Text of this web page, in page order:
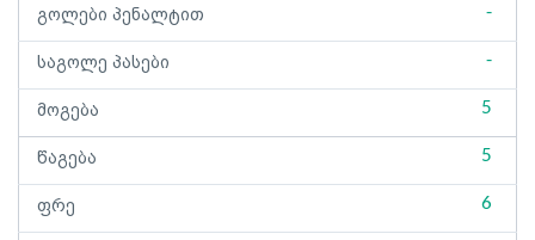
გოლები პენალტით -
საგოლე პასები -
მოგება 5
წაგება 5
ფრე 6